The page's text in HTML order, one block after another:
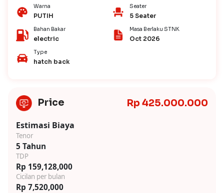
Warna
PUTIH
Seater
5 Seater
Bahan Bakar
electric
Masa Berlaku STNK
Oct 2026
Type
hatch back
Price Rp 425.000.000
Estimasi Biaya
Tenor
5 Tahun
TDP
Rp 159,128,000
Cicilan per bulan
Rp 7,520,000